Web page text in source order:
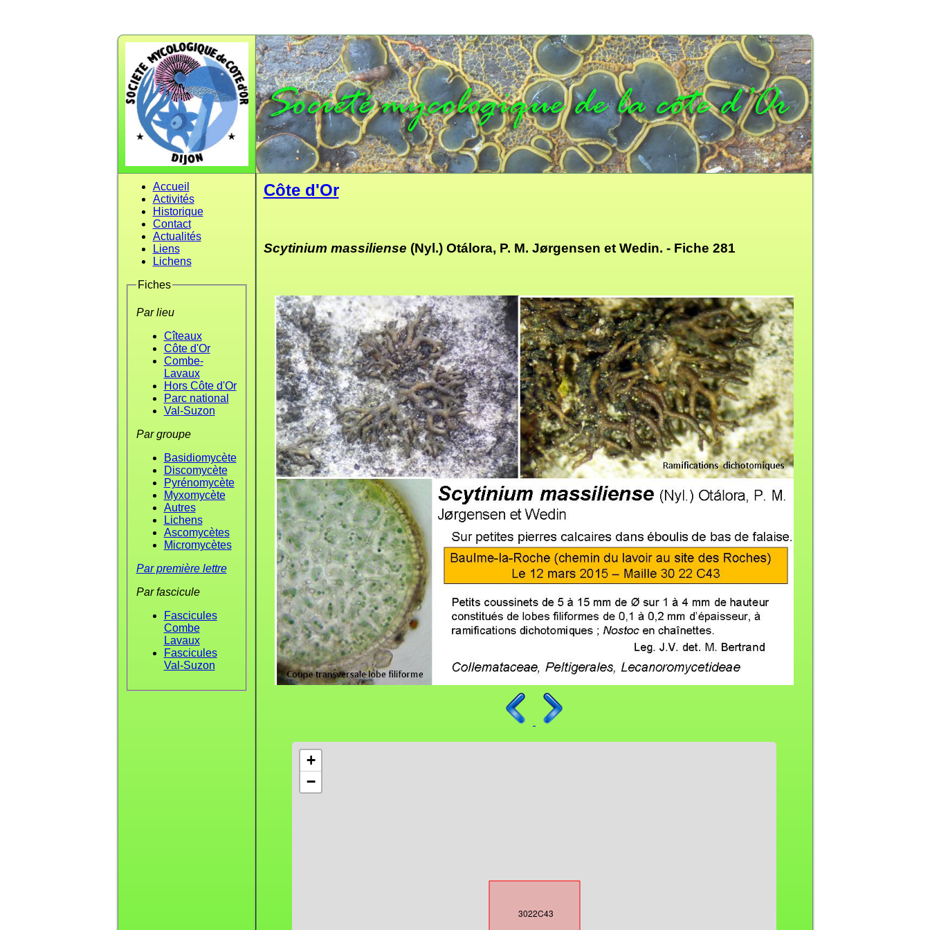
Accueil
Activités
Historique
Contact
Actualités
Liens
Lichens
Fiches
Par lieu
Cîteaux
Côte d'Or
Combe-
Lavaux
Hors Côte d'Or
Parc national
Val-Suzon
Par groupe
Basidiomycète
Discomycète
Pyrénomycète
Myxomycète
Autres
Lichens
Ascomycètes
Micromycètes
Par première lettre
Par fascicule
Fascicules
Combe
Lavaux
Fascicules
Val-Suzon
Côte d'Or
Scytinium massiliense (Nyl.) Otálora, P. M. Jørgensen et Wedin. - Fiche 281
3022C43
+
−